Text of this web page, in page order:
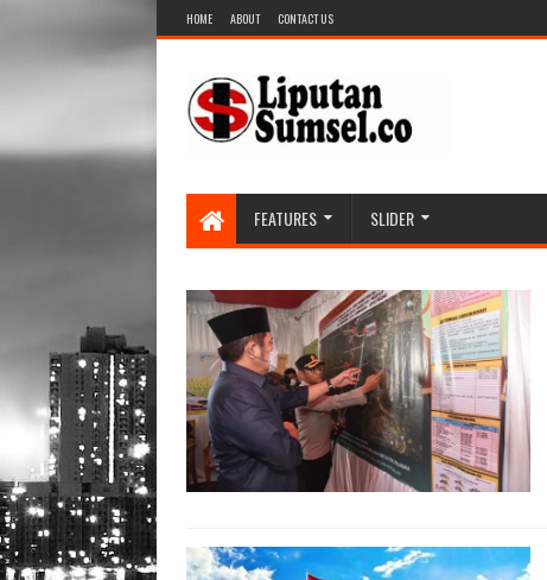
HOME ABOUT CONTACT US
FEATURES SLIDER